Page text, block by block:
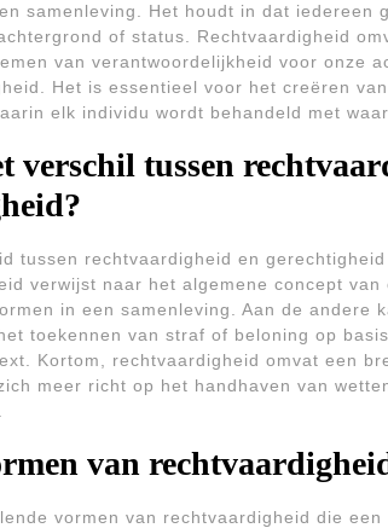
samenleving. Het houdt in dat iedereen
of status. Rechtvaardigheid
van verantwoordelijkheid voor onze
Het is essentieel voor het creëren
elk individu wordt behandeld met
verschil tussen
tussen rechtvaardigheid en
verwijst naar het algemene concept
in een samenleving. Aan de andere
toekennen van straf of beloning op
Kortom, rechtvaardigheid omvat een
meer richt op het handhaven van
van
vormen van rechtvaardigheid die